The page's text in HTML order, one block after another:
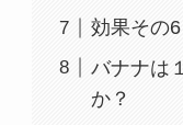
効果その
バナナは
か？